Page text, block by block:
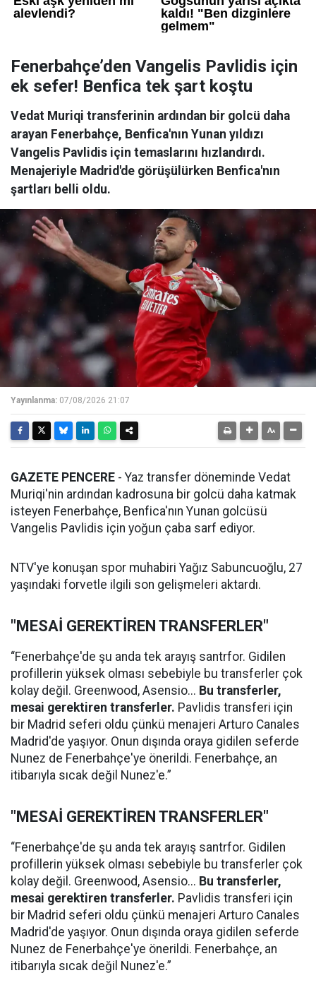
Fenerbahçe’den Vangelis Pavlidis için
ek sefer! Benfica tek şart koştu
Vedat Muriqi transferinin ardından bir golcü daha
arayan Fenerbahçe, Benfica'nın Yunan yıldızı
Vangelis Pavlidis için temaslarını hızlandırdı.
Menajeriyle Madrid'de görüşülürken Benfica'nın
şartları belli oldu.
Yayınlanma: 07/08/2026 21:07
GAZETE PENCERE - Yaz transfer döneminde Vedat
Muriqi'nin ardından kadrosuna bir golcü daha katmak
isteyen Fenerbahçe, Benfica'nın Yunan golcüsü
Vangelis Pavlidis için yoğun çaba sarf ediyor.
NTV'ye konuşan spor muhabiri Yağız Sabuncuoğlu, 27
yaşındaki forvetle ilgili son gelişmeleri aktardı.
"MESAİ GEREKTİREN TRANSFERLER"
“Fenerbahçe'de şu anda tek arayış santrfor. Gidilen
profillerin yüksek olması sebebiyle bu transferler çok
kolay değil. Greenwood, Asensio... Bu transferler,
mesai gerektiren transferler. Pavlidis transferi için
bir Madrid seferi oldu çünkü menajeri Arturo Canales
Madrid'de yaşıyor. Onun dışında oraya gidilen seferde
Nunez de Fenerbahçe'ye önerildi. Fenerbahçe, an
itibarıyla sıcak değil Nunez'e.”
"MESAİ GEREKTİREN TRANSFERLER"
“Fenerbahçe'de şu anda tek arayış santrfor. Gidilen
profillerin yüksek olması sebebiyle bu transferler çok
kolay değil. Greenwood, Asensio... Bu transferler,
mesai gerektiren transferler. Pavlidis transferi için
bir Madrid seferi oldu çünkü menajeri Arturo Canales
Madrid'de yaşıyor. Onun dışında oraya gidilen seferde
Nunez de Fenerbahçe'ye önerildi. Fenerbahçe, an
itibarıyla sıcak değil Nunez'e.”